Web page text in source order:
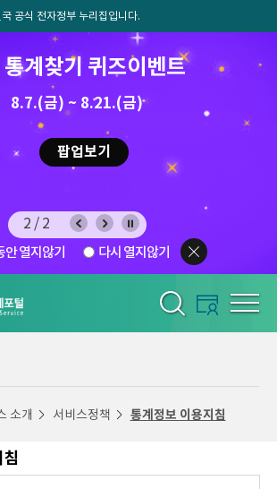
공식 전자정부 누리집입니다.
2026.7.29 ~ 8.7
계찾기 퀴즈이벤트
8.7.(금) ~ 8.21.(금)
팝업보기
2/2
안 열지않기 다시 열지않기
소개 서비스정책 통계정보 이용지침